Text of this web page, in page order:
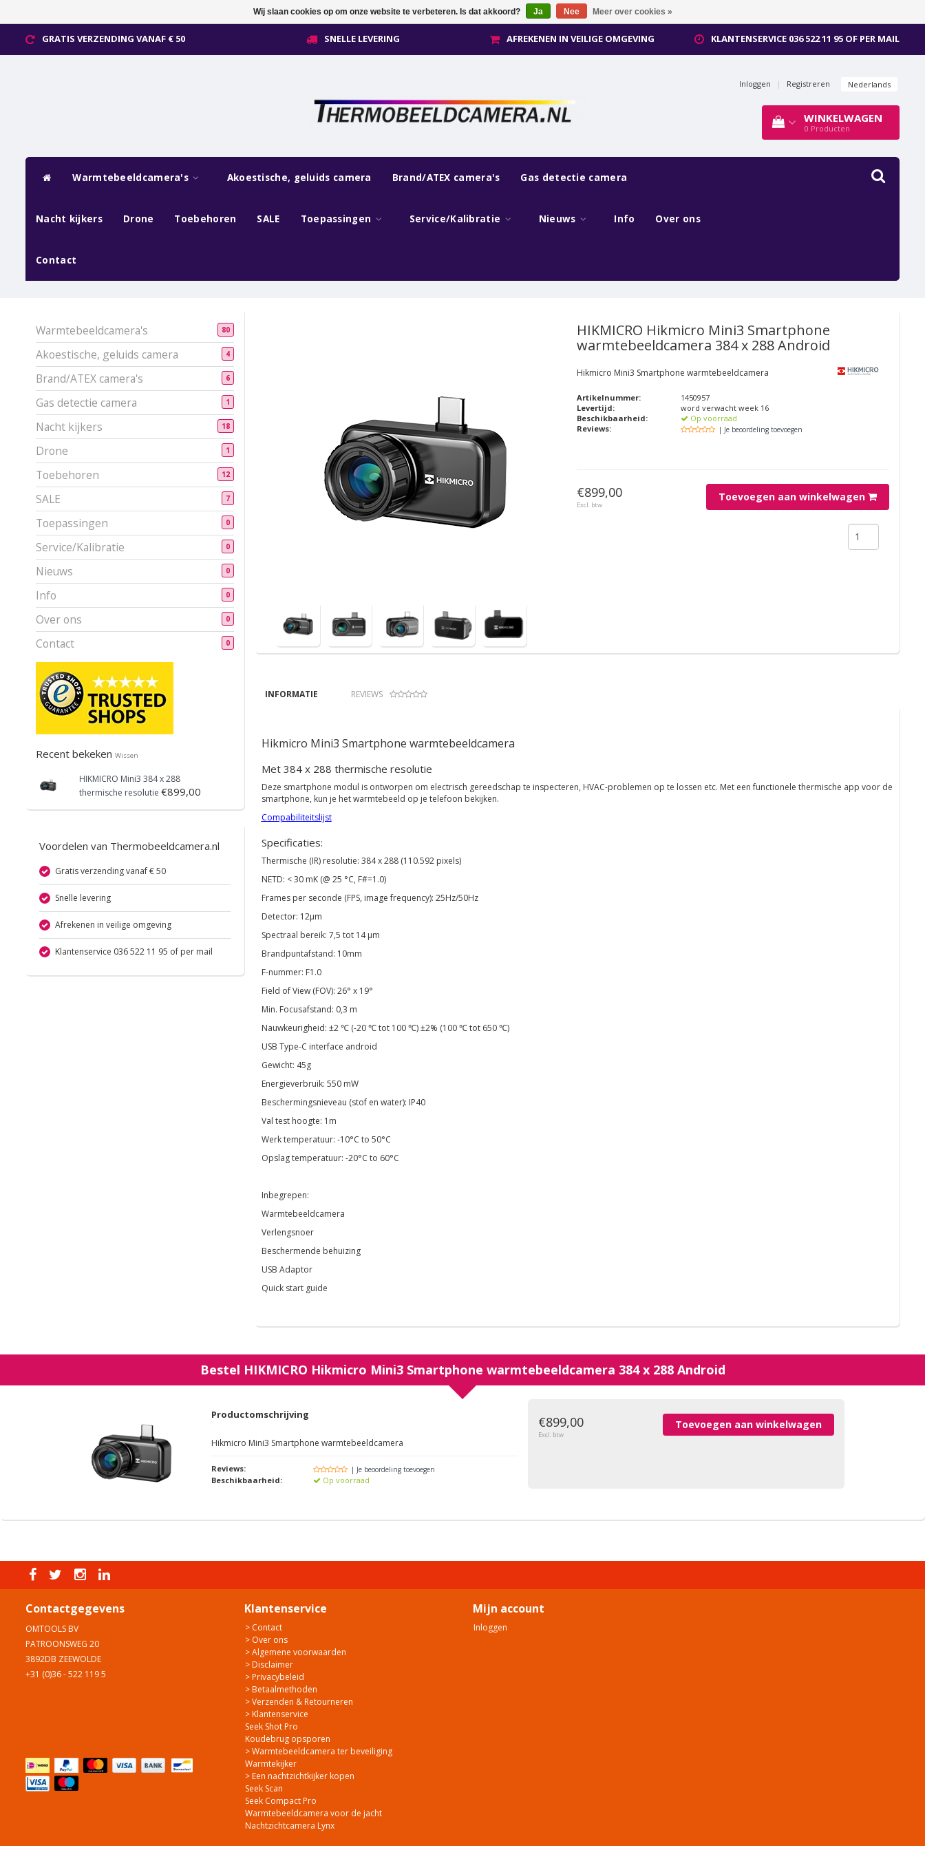
GRATIS VERZENDING VANAF € 50 SNELLE LEVERING AFREKENEN IN VEILIGE OMGEVING KLANTENSERVICE 036 522 11 95 OF PER MAIL
Inloggen | Registreren Nederlands
WINKELWAGEN
0 Producten
Warmtebeeldcamera's Akoestische, geluids camera Brand/ATEX camera's Gas detectie camera
Nacht kijkers Drone Toebehoren SALE Toepassingen Service/Kalibratie Nieuws Info Over ons
Contact
Warmtebeeldcamera's 80
Akoestische, geluids camera 4
Brand/ATEX camera's 6
Gas detectie camera 1
Nacht kijkers 18
Drone 1
Toebehoren 12
SALE 7
Toepassingen 0
Service/Kalibratie 0
Nieuws 0
Info 0
Over ons 0
Contact 0
Recent bekeken Wissen
HIKMICRO Mini3 384 x 288
thermische resolutie €899,00
Voordelen van Thermobeeldcamera.nl
Gratis verzending vanaf € 50
Snelle levering
Afrekenen in veilige omgeving
Klantenservice 036 522 11 95 of per mail
HIKMICRO Hikmicro Mini3 Smartphone
warmtebeeldcamera 384 x 288 Android
Hikmicro Mini3 Smartphone warmtebeeldcamera
Artikelnummer:
1450957
Levertijd:
word verwacht week 16
Beschikbaarheid:
Op voorraad
Reviews:
| Je beoordeling toevoegen
€899,00
Excl. btw
Toevoegen aan winkelwagen
INFORMATIE REVIEWS
Hikmicro Mini3 Smartphone warmtebeeldcamera
Met 384 x 288 thermische resolutie
Deze smartphone modul is ontworpen om electrisch gereedschap te inspecteren, HVAC-problemen op te lossen etc. Met een functionele thermische app voor de
smartphone, kun je het warmtebeeld op je telefoon bekijken.
Compabiliteitslijst
Specificaties:
Thermische (IR) resolutie: 384 x 288 (110.592 pixels)
NETD: < 30 mK (@ 25 °C, F#=1.0)
Frames per seconde (FPS, image frequency): 25Hz/50Hz
Detector: 12μm
Spectraal bereik: 7,5 tot 14 μm
Brandpuntafstand: 10mm
F-nummer: F1.0
Field of View (FOV): 26° x 19°
Min. Focusafstand: 0,3 m
Nauwkeurigheid: ±2 ℃ (-20 ℃ tot 100 ℃) ±2% (100 ℃ tot 650 ℃)
USB Type-C interface android
Gewicht: 45g
Energieverbruik: 550 mW
Beschermingsnieveau (stof en water): IP40
Val test hoogte: 1m
Werk temperatuur: -10°C to 50°C
Opslag temperatuur: -20°C to 60°C
Inbegrepen:
Warmtebeeldcamera
Verlengsnoer
Beschermende behuizing
USB Adaptor
Quick start guide
Bestel HIKMICRO Hikmicro Mini3 Smartphone warmtebeeldcamera 384 x 288 Android
Productomschrijving
Hikmicro Mini3 Smartphone warmtebeeldcamera
Reviews: | Je beoordeling toevoegen
Beschikbaarheid: Op voorraad
€899,00
Excl. btw
Contactgegevens
OMTOOLS BV
PATROONSWEG 20
3892DB ZEEWOLDE
+31 (0)36 - 522 119 5
Klantenservice
> Contact
> Over ons
> Algemene voorwaarden
> Disclaimer
> Privacybeleid
> Betaalmethoden
> Verzenden & Retourneren
> Klantenservice
Seek Shot Pro
Koudebrug opsporen
> Warmtebeeldcamera ter beveiliging
Warmtekijker
> Een nachtzichtkijker kopen
Seek Scan
Seek Compact Pro
Warmtebeeldcamera voor de jacht
Nachtzichtcamera Lynx
Mijn account
Inloggen
Wij slaan cookies op om onze website te verbeteren. Is dat akkoord? Ja Nee Meer over cookies »